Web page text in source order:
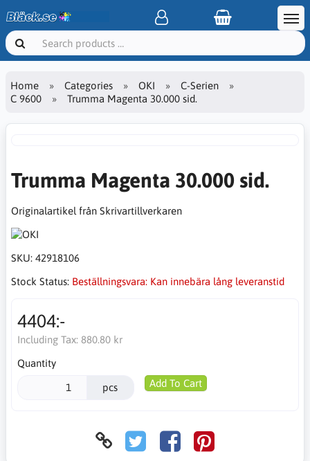
Home Categories OKI
C-Serien
C 9600
Trumma Magenta 30.000 sid.
Trumma Magenta 30.000 sid.
Originalartikel från Skrivartillverkaren
SKU: 42918106
Stock Status: Beställningsvara: Kan innebära lång leveranstid
4404:-
Including Tax: 880.80 kr
Quantity
pcs Add To Cart